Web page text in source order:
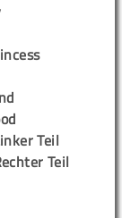
Teil
Teil